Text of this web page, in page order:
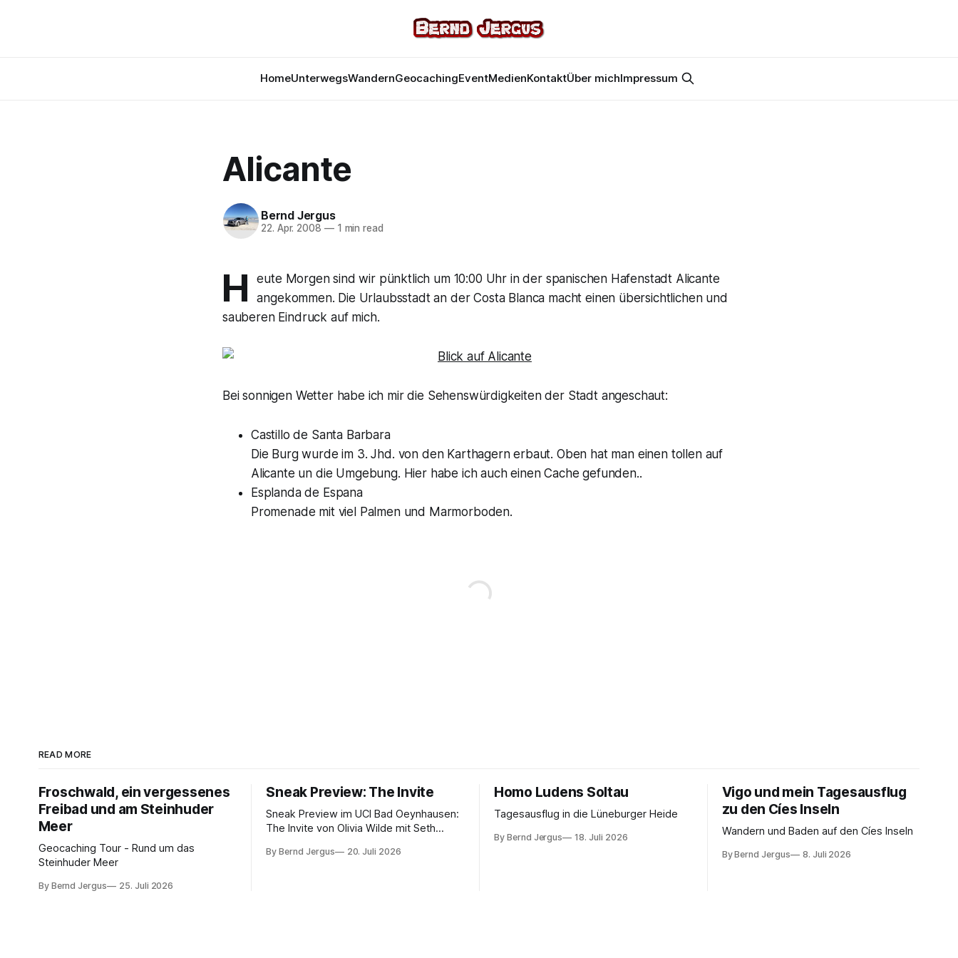
HomeUnterwegsWandernGeocachingEventMedienKontaktÜber michImpressum
Alicante
Bernd Jergus
22. Apr. 2008 —1 min read
H
eute Morgen sind wir pünktlich um 10:00 Uhr in der spanischen Hafenstadt Alicante
angekommen. Die Urlaubsstadt an der Costa Blanca macht einen übersichtlichen und
sauberen Eindruck auf mich.
Bei sonnigen Wetter habe ich mir die Sehenswürdigkeiten der Stadt angeschaut:
Castillo de Santa Barbara
Die Burg wurde im 3. Jhd. von den Karthagern erbaut. Oben hat man einen tollen auf
Alicante un die Umgebung. Hier habe ich auch einen Cache gefunden..
Esplanda de Espana
Promenade mit viel Palmen und Marmorboden.
READ MORE
Froschwald, ein vergessenes
Freibad und am Steinhuder
Meer
Geocaching Tour - Rund um das
Steinhuder Meer
By Bernd Jergus 25. Juli 2026
Sneak Preview: The Invite
Sneak Preview im UCI Bad Oeynhausen:
The Invite von Olivia Wilde mit Seth
Norton. Kammerspiel, Sex-Comedy, 8,5
By Bernd Jergus 20. Juli 2026
Homo Ludens Soltau
Tagesausflug in die Lüneburger Heide
By Bernd Jergus 18. Juli 2026
Vigo und mein Tagesausflug
zu den Cíes Inseln
Wandern und Baden auf den Cíes Inseln
By Bernd Jergus 8. Juli 2026